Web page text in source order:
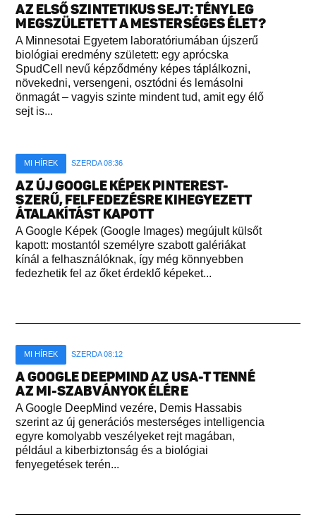
AZ ELSŐ SZINTETIKUS SEJT: TÉNYLEG
MEGSZÜLETETT A MESTERSÉGES ÉLET?
A Minnesotai Egyetem laboratóriumában újszerű
biológiai eredmény született: egy aprócska
SpudCell nevű képződmény képes táplálkozni,
növekedni, versengeni, osztódni és lemásolni
önmagát – vagyis szinte mindent tud, amit egy élő
sejt is...
MI HÍREK SZERDA 08:36
AZ ÚJ GOOGLE KÉPEK PINTEREST-
SZERŰ, FELFEDEZÉSRE KIHEGYEZETT
ÁTALAKÍTÁST KAPOTT
A Google Képek (Google Images) megújult külsőt
kapott: mostantól személyre szabott galériákat
kínál a felhasználóknak, így még könnyebben
fedezhetik fel az őket érdeklő képeket...
MI HÍREK SZERDA 08:12
A GOOGLE DEEPMIND AZ USA-T TENNÉ
AZ MI-SZABVÁNYOK ÉLÉRE
A Google DeepMind vezére, Demis Hassabis
szerint az új generációs mesterséges intelligencia
egyre komolyabb veszélyeket rejt magában,
például a kiberbiztonság és a biológiai
fenyegetések terén...